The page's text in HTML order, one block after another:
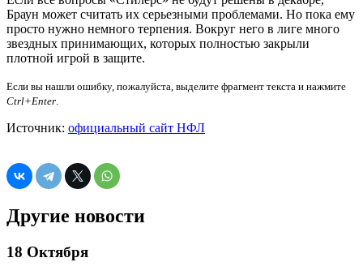
Браун может считать их серьезными проблемами. Но пока ему
просто нужно немного терпения. Вокруг него в лиге много
звездных принимающих, которых полностью закрыли
плотной игрой в защите.
Если вы нашли ошибку, пожалуйста, выделите фрагмент текста и нажмите
Ctrl+Enter.
Источник: официальный сайт НФЛ
Другие новости
18 Октября